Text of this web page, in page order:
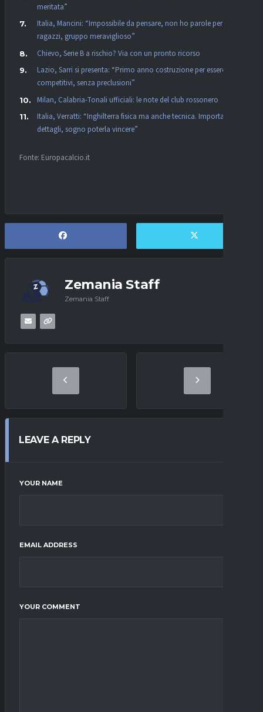
meritata”
Italia, Mancini: “Impossibile da pensare, non ho parole per i
ragazzi, gruppo meraviglioso”
Chievo, Serie B a rischio? Via con un pronto ricorso
Lazio, Sarri si presenta: “Primo anno costruzione per essere
competitivi, senza preclusioni”
Milan, Calabria-Tonali ufficiali: le note del club rossonero
Italia, Verratti: “Inghilterra fisica ma anche tecnica. Importanti i
dettagli, sogno poterla vincere”
Fonte: Europacalcio.it
Zemania Staff
Zemania Staff
LEAVE A REPLY
YOUR NAME
EMAIL ADDRESS
YOUR COMMENT